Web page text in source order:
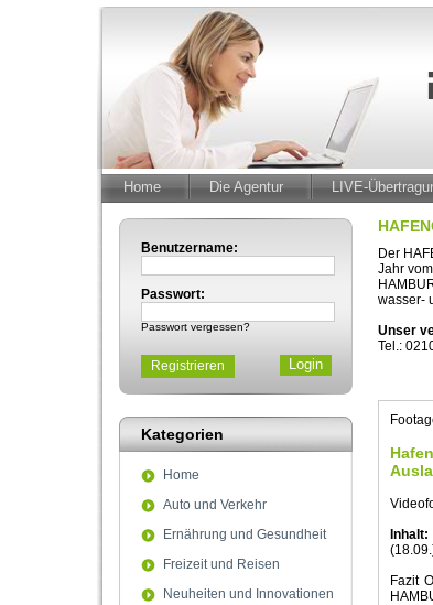
Home Die Agentur LIVE-
Benutzername:
Passwort:
Passwort vergessen?
Registrieren
Kategorien
Home
Auto und Verkehr
Ernährung und Gesundheit
Freizeit und Reisen
Neuheiten und Innovationen
Der
Jahr
wasser-
Unser
Tel.:
Inhalt:
Fazit